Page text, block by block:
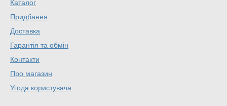
Каталог
Придбання
Доставка
Гарантія та обмін
Контакти
Про магазин
Угода користувача